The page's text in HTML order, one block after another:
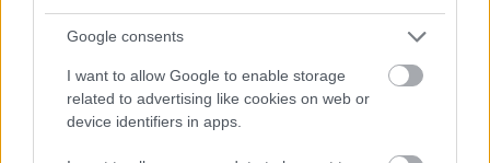
Google consents
I want to allow Google to enable storage
related to advertising like cookies on web or
device identifiers in apps.